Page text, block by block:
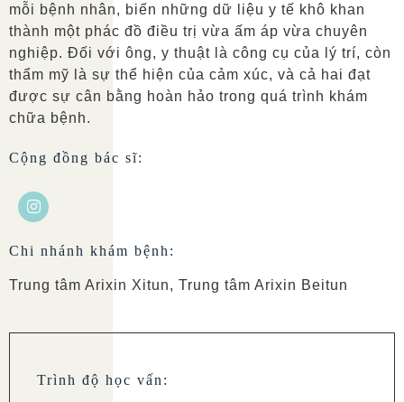
mỗi bệnh nhân, biến những dữ liệu y tế khô khan
thành một phác đồ điều trị vừa ấm áp vừa chuyên
nghiệp. Đối với ông, y thuật là công cụ của lý trí, còn
thẩm mỹ là sự thể hiện của cảm xúc, và cả hai đạt
được sự cân bằng hoàn hảo trong quá trình khám
chữa bệnh.
Cộng đồng bác sĩ:
Chi nhánh khám bệnh:
Trung tâm Arixin Xitun, Trung tâm Arixin Beitun
Trình độ học vấn: